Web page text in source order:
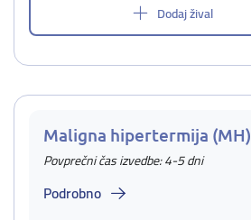
Dodaj žival
Maligna hipertermija (MH)
Povprečni čas izvedbe: 4-5 dni
Podrobno